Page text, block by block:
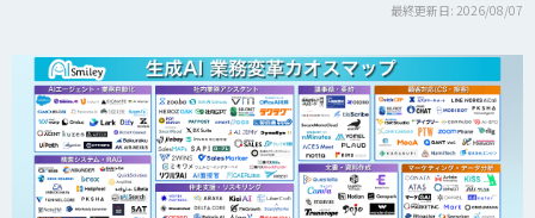
最終更新日: 2026/08/07